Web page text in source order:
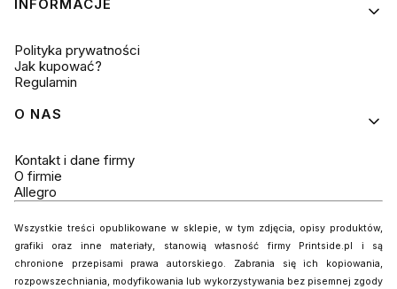
INFORMACJE
Polityka prywatności
Jak kupować?
Regulamin
O NAS
Kontakt i dane firmy
O firmie
Allegro
Wszystkie treści opublikowane w sklepie, w tym zdjęcia, opisy produktów,
grafiki oraz inne materiały, stanowią własność firmy Printside.pl i są
chronione przepisami prawa autorskiego. Zabrania się ich kopiowania,
rozpowszechniania, modyfikowania lub wykorzystywania bez pisemnej zgody